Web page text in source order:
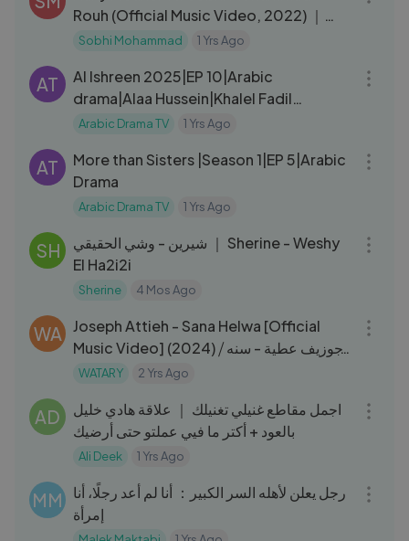
Rouh (Official Music Video, 2022) ｜
هاني منير وصبحي محمد - روح
Sobhi Mohammad 1 Yrs Ago
AT
Al Ishreen 2025|EP 10|Arabic
drama|Alaa Hussein|Khalel Fadil
Khalel|Anam Al Rubaie|Fatima Al
Arabic Drama TV 1 Yrs Ago
AT
More than Sisters |Season 1|EP 5|Arabic
Drama
Arabic Drama TV 1 Yrs Ago
SH
شيرين - وشي الحقيقي ｜ Sherine - Weshy
El Ha2i2i
Sherine 4 Mos Ago
WA
Joseph Attieh - Sana Helwa [Official
Music Video] (2024) ⧸ جوزيف عطية - سنه
حلوة
WATARY 2 Yrs Ago
AD
اجمل مقاطع غنيلي تغنيلك ｜ علاقة هادي خليل
بالعود + أكتر ما فيي عملتو حتى أرضيك
Ali Deek 1 Yrs Ago
MM
رجل يعلن لأهله السر الكبير： أنا لم أعد رجلًا، أنا
إمرأة